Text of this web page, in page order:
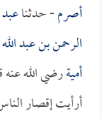
أصرم- حدثنا
الرحمن بن عبد
أميةرضي الله
أرأيت إقصار